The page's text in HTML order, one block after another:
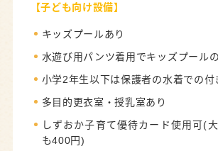
【子ども向け設備】
キッズプールあり
水遊び用パンツ着用でキッズプール
小学2年生以下は保護者の水着での付
多目的更衣室・授乳室あり
しずおか子育て優待カード使用可(
も400円)